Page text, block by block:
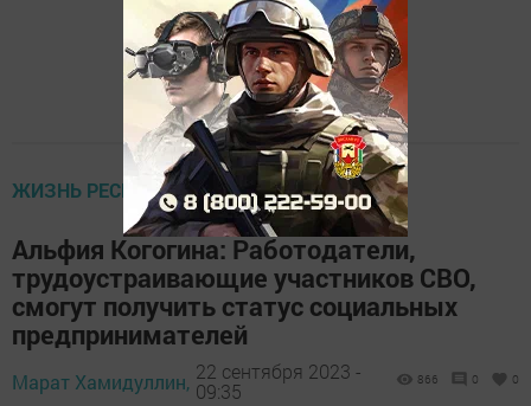
ЖИЗНЬ РЕСПУБЛИКИ
Альфия Когогина: Работодатели,
трудоустраивающие участников СВО,
смогут получить статус социальных
предпринимателей
Марат Хамидуллин, 22 сентября 2023 -
09:35
866 0 0